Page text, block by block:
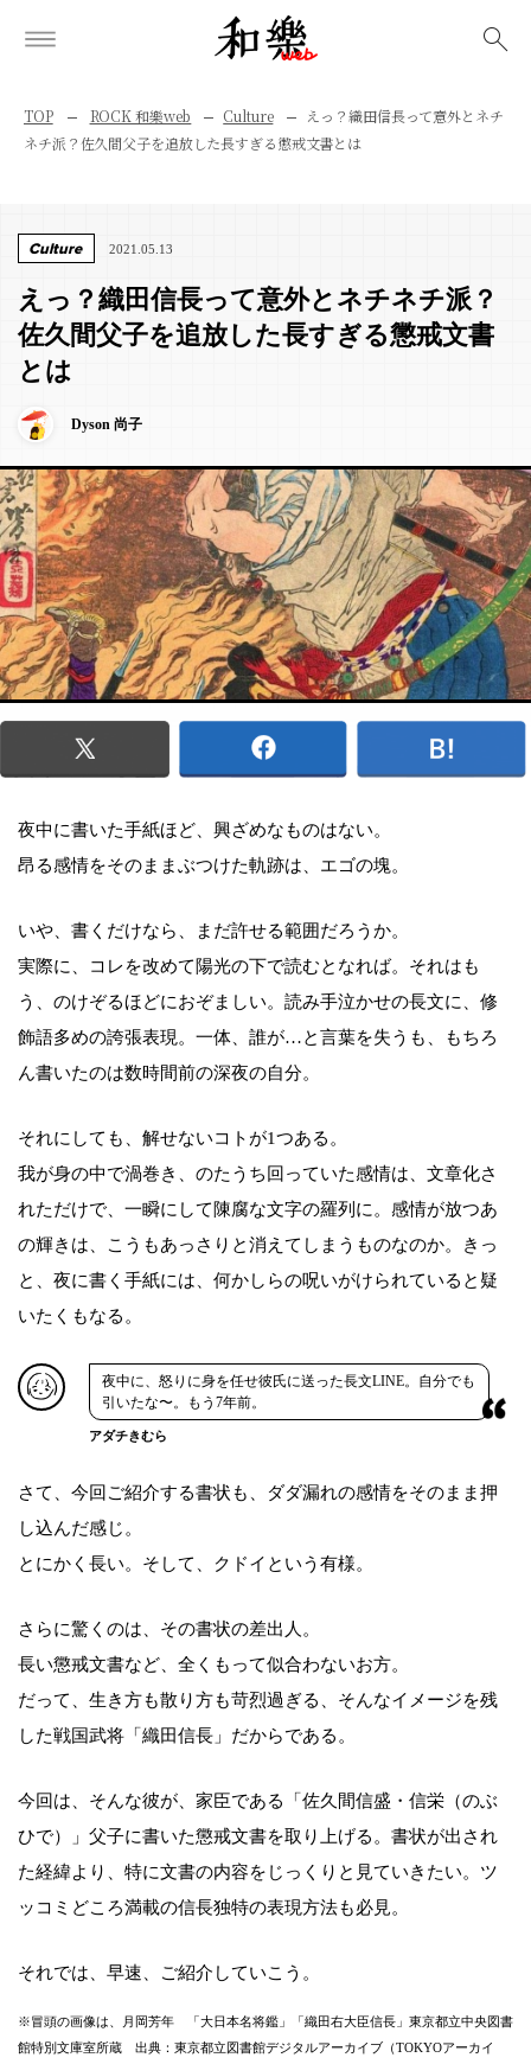
TOP ROCK 和樂web Culture
えっ？織田信長って意外とネチ
ネチ派？佐久間父子を追放した長すぎる懲戒文書とは
Culture 2021.05.13
えっ？織田信長って意外とネチネチ派？
佐久間父子を追放した長すぎる懲戒文書
とは
Dyson 尚子
夜中に書いた手紙ほど、興ざめなものはない。
昂る感情をそのままぶつけた軌跡は、エゴの塊。
いや、書くだけなら、まだ許せる範囲だろうか。
実際に、コレを改めて陽光の下で読むとなれば。それはも
う、のけぞるほどにおぞましい。読み手泣かせの長文に、修
飾語多めの誇張表現。一体、誰が…と言葉を失うも、もちろ
ん書いたのは数時間前の深夜の自分。
それにしても、解せないコトが1つある。
我が身の中で渦巻き、のたうち回っていた感情は、文章化さ
れただけで、一瞬にして陳腐な文字の羅列に。感情が放つあ
の輝きは、こうもあっさりと消えてしまうものなのか。きっ
と、夜に書く手紙には、何かしらの呪いがけられていると疑
いたくもなる。
夜中に、怒りに身を任せ彼氏に送った長文LINE。自分でも
引いたな〜。もう7年前。
アダチきむら
さて、今回ご紹介する書状も、ダダ漏れの感情をそのまま押
し込んだ感じ。
とにかく長い。そして、クドイという有様。
さらに驚くのは、その書状の差出人。
長い懲戒文書など、全くもって似合わないお方。
だって、生き方も散り方も苛烈過ぎる、そんなイメージを残
した戦国武将「織田信長」だからである。
今回は、そんな彼が、家臣である「佐久間信盛・信栄（のぶ
ひで）」父子に書いた懲戒文書を取り上げる。書状が出され
た経緯より、特に文書の内容をじっくりと見ていきたい。ツ
ッコミどころ満載の信長独特の表現方法も必見。
それでは、早速、ご紹介していこう。
※冒頭の画像は、月岡芳年 「大日本名将鑑」「織田右大臣信長」東京都立中央図書
館特別文庫室所蔵 出典：東京都立図書館デジタルアーカイブ（TOKYOアーカイ